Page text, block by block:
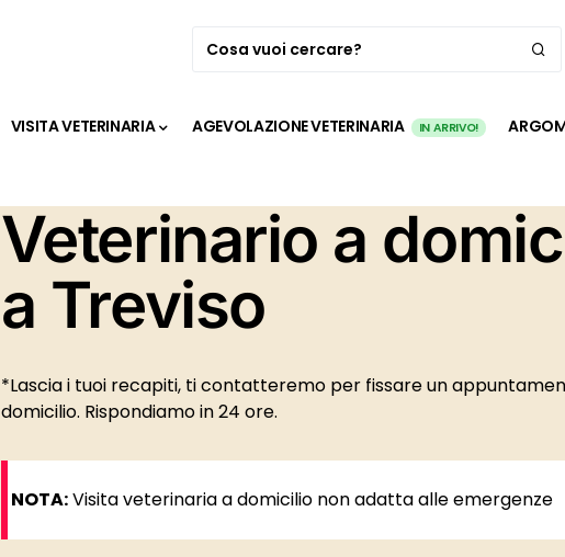
VISITA VETERINARIA AGEVOLAZIONE VETERINARIA IN ARRIVO!
Veterinario a
a Treviso
*Lascia i tuoi recapiti, ti contatteremo per fissare un
domicilio. Rispondiamo in 24 ore.
NOTA:Visita veterinaria a domicilio non adatta alle emergenze